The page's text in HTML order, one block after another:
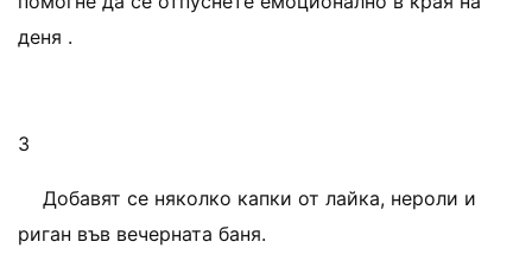
деня .
3
Добавят се няколко капки от лайка, нероли и
риган във вечерната баня.